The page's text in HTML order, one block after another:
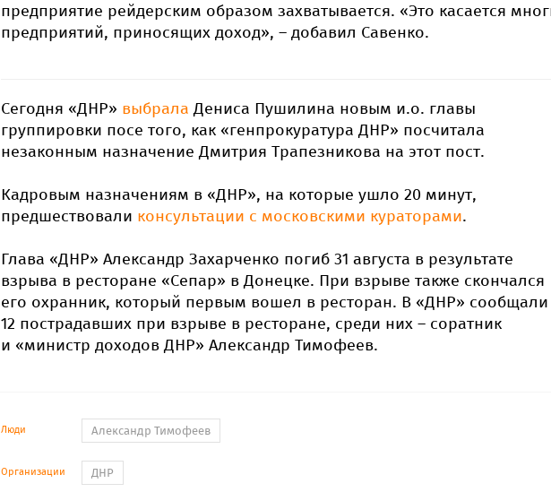
предприятие рейдерским образом захватывается. «Это касается
предприятий, приносящих доход», – добавил Савенко.
Сегодня «ДНР» выбрала Дениса Пушилина новым и.о. главы
группировки посе того, как «генпрокуратура ДНР» посчитала
незаконным назначение Дмитрия Трапезникова на этот пост.
Кадровым назначениям в «ДНР», на которые ушло 20 минут,
предшествовали консультации с московскими кураторами.
Глава «ДНР» Александр Захарченко погиб 31 августа в результате
взрыва в ресторане «Сепар» в Донецке. При взрыве также скончался
его охранник, который первым вошел в ресторан. В «ДНР»
12 пострадавших при взрыве в ресторане, среди них – соратник
и «министр доходов ДНР» Александр Тимофеев.
Люди Александр Тимофеев
Организации ДНР